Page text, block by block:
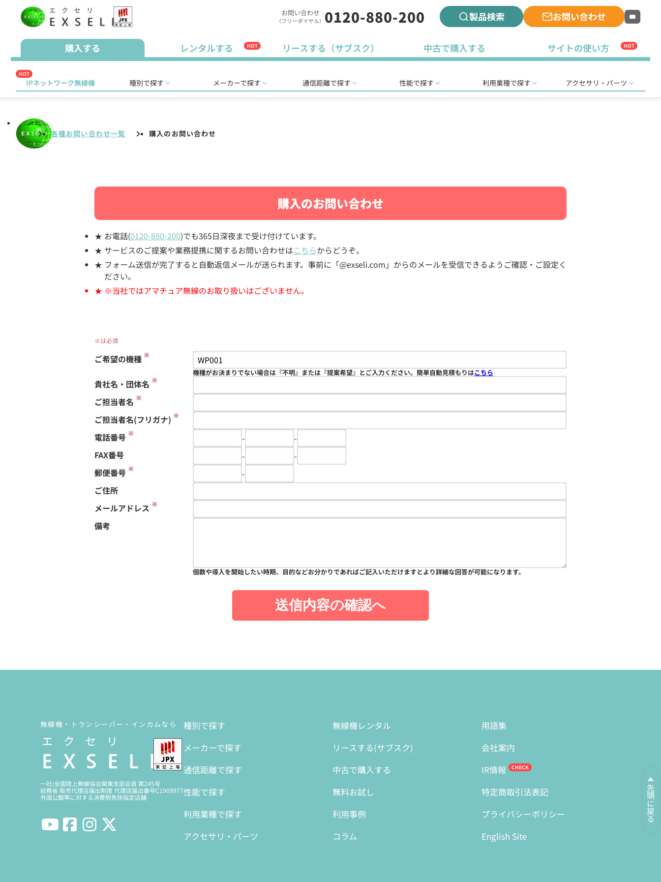
お問い合わせ
（フリーダイヤル） 0120-880-200 製品検索 お問い合わせ
購入する レンタルする HOT リースする（サブスク） 中古で購入する サイトの使い方 HOT
HOT
IPネットワーク無線機 種別で探す メーカーで探す 通信距離で探す 性能で探す 利用業種で探す アクセサリ・パーツ
各種お問い合わせ一覧 購入のお問い合わせ
購入のお問い合わせ
お電話(0120-880-200)でも365日深夜まで受け付けています。
サービスのご提案や業務提携に関するお問い合わせはこちらからどうぞ。
フォーム送信が完了すると自動返信メールが送られます。事前に「@exseli.com」からのメールを受信できるようご確認・ご設定く
ださい。
※当社ではアマチュア無線のお取り扱いはございません。
※は必須
ご希望の機種 ※
機種がお決まりでない場合は『不明』または『提案希望』とご入力ください。簡単自動見積もりはこちら
貴社名・団体名 ※
ご担当者名 ※
ご担当者名(フリガナ) ※
電話番号 ※ -
-
FAX番号
-
-
郵便番号 ※
-
ご住所
メールアドレス ※
備考
個数や導入を開始したい時期、目的などお分かりであればご記入いただけますとより詳細な回答が可能になります。
送信内容の確認へ
先頭に戻る
無線機・トランシーバー・インカムなら
一社)全国陸上無線協会関東支部会員 第245号
総務省 販売代理店届出制度 代理店届出番号C1909977
外国公館等に対する消費税免除指定店舗
種別で探す
メーカーで探す
通信距離で探す
性能で探す
利用業種で探す
アクセサリ・パーツ
無線機レンタル
リースする(サブスク)
中古で購入する
無料お試し
利用事例
コラム
用語集
会社案内
IR情報
特定商取引法表記
プライバシーポリシー
English Site